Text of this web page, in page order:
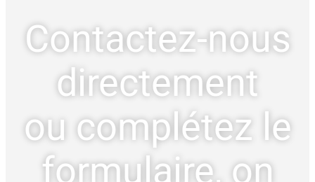
Contactez-nous
directement
ou complétez le
formulaire, on